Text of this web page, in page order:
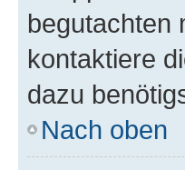
begutachten
kontaktiere
dazu
Nach oben